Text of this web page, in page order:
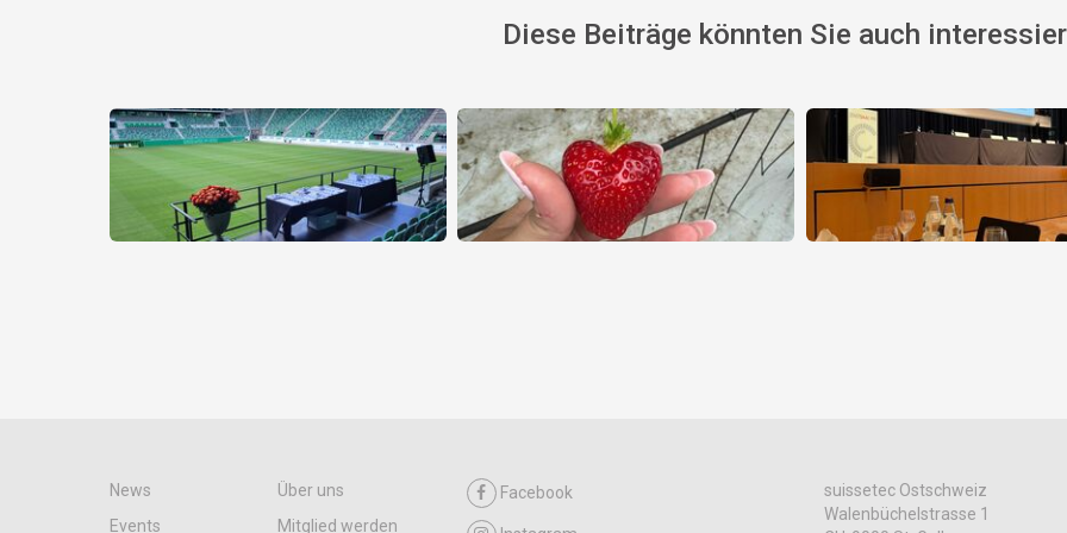
Diese Beiträge könnten Sie auch
News
Über uns
Events
Mitglied werden
Facebook
suissetec Ostschweiz
Walenbüchelstrasse 1